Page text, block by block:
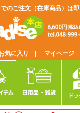
のご注文（在庫商品）は
気に入り | マイページ |